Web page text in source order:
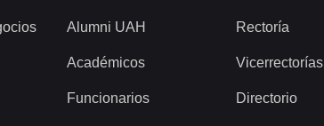
Alumni UAH
Académicos
Funcionarios
Rectoría
Vicerrectorías
Directorio